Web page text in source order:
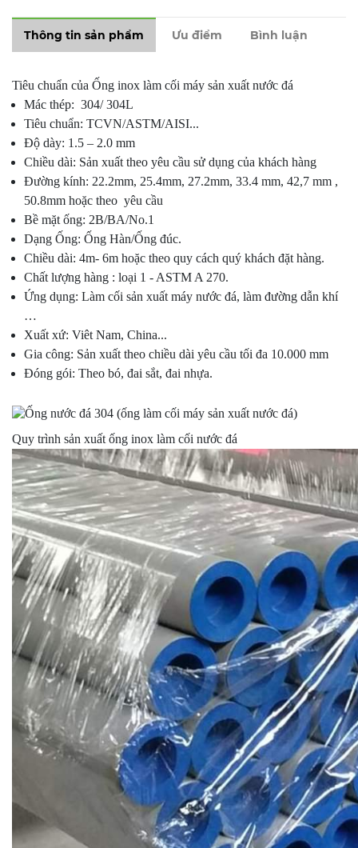
Thông tin sản phẩm Ưu điểm Bình luận
Tiêu chuẩn của Ống inox làm cối máy sản xuất nước đá
Mác thép: 304/ 304L
Tiêu chuẩn: TCVN/ASTM/AISI...
Độ dày: 1.5 – 2.0 mm
Chiều dài: Sản xuất theo yêu cầu sử dụng của khách hàng
Đường kính: 22.2mm, 25.4mm, 27.2mm, 33.4 mm, 42,7 mm ,
50.8mm hoặc theo yêu cầu
Bề mặt ống: 2B/BA/No.1
Dạng Ống: Ống Hàn/Ống đúc.
Chiều dài: 4m- 6m hoặc theo quy cách quý khách đặt hàng.
Chất lượng hàng : loại 1 - ASTM A 270.
Ứng dụng: Làm cối sản xuất máy nước đá, làm đường dẫn khí
…
Xuất xứ: Viêt Nam, China...
Gia công: Sản xuất theo chiều dài yêu cầu tối đa 10.000 mm
Đóng gói: Theo bó, đai sắt, đai nhựa.
Quy trình sản xuất ống inox làm cối nước đá